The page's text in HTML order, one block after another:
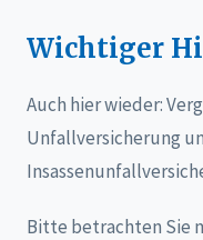
Wichtiger
Auch hier wieder:
Unfallversicherung
Bitte betrachten Sie